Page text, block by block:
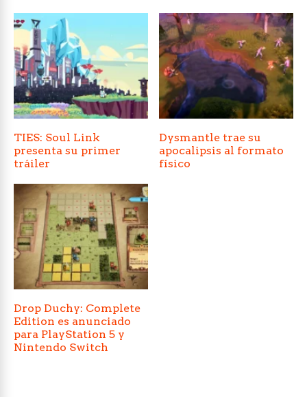
TIES: Soul Link
presenta su primer
tráiler
Dysmantle trae su
apocalipsis al formato
físico
Drop Duchy: Complete
Edition es anunciado
para PlayStation 5 y
Nintendo Switch